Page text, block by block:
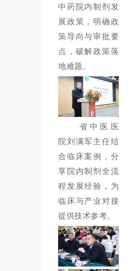
中药院内制剂发
展政策，明确政
策导向与审批要
点，破解政策落
地难题。
省中医医
院刘满军主任结
合临床案例，分
享院内制剂全流
程发展经验，为
临床与产业对接
提供技术参考。